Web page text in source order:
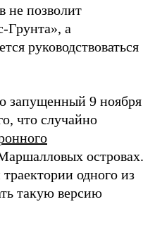
не позволит
Грунта», а
руководствоваться
запущенный 9 ноября
что случайно
островах.
одного из
такую версию